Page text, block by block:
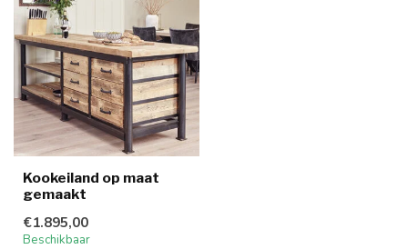
Kookeiland op maat
gemaakt
€1.895,00
Beschikbaar